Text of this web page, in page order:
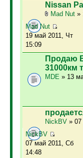
Nissan
Mad Nut»
Mad Nut
19 май 2011, Чт
15:09
Продаю
31000км
MDE » 13
NickBV» 07
NickBV
07 май 2011, Сб
14:48